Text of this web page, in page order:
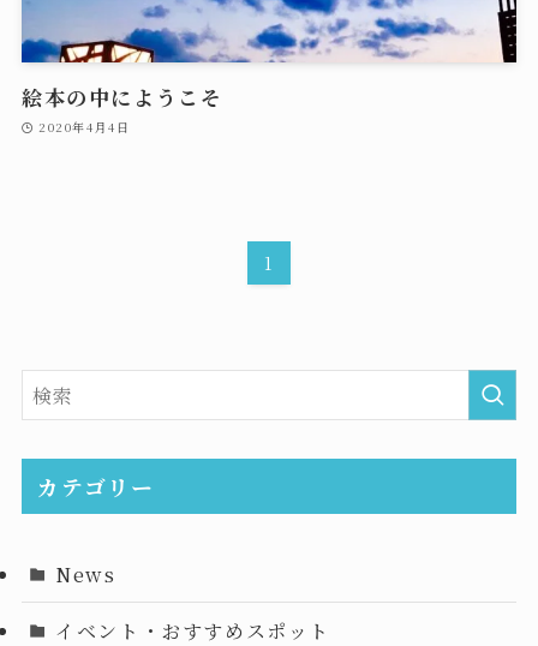
絵本の中にようこそ
2020年4月4日
1
カテゴリー
News
イベント・おすすめスポット